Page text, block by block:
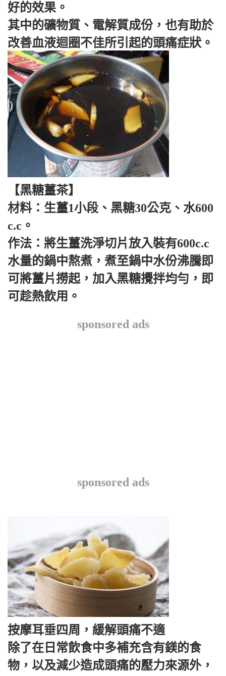
好的效果。
其中的礦物質、電解質成份，也有助於
改善血液迴圈不佳所引起的頭痛症狀。
【黑糖薑茶】
材料：生薑1小段、黑糖30公克、水600
c.c。
作法：將生薑洗淨切片放入裝有600c.c
水量的鍋中熬煮，煮至鍋中水份沸騰即
可將薑片撈起，加入黑糖攪拌均勻，即
可趁熱飲用。
sponsored ads
sponsored ads
按摩耳垂四周，緩解頭痛不適
除了在日常飲食中多補充含有鎂的食
物，以及減少造成頭痛的壓力來源外，